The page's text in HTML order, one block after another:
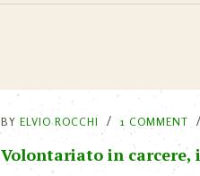
BY ELVIO ROCCHI 1 COMMENT
Volontariato in carcere,